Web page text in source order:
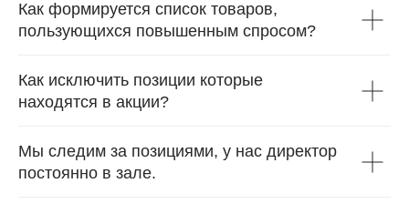
Как формируется список товаров,
пользующихся повышенным спросом?
Как исключить позиции которые
находятся в акции?
Мы следим за позициями, у нас директор
постоянно в зале.